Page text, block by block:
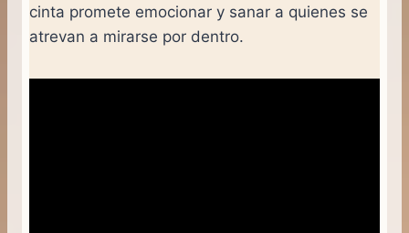
cinta promete emocionar y sanar a quienes se
atrevan a mirarse por dentro.